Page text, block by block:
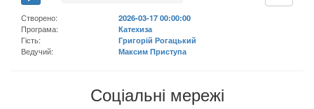
Створено:
2026-03-17 00:00:00
Програма:
Катехиза
Гість:
Григорій Рогацький
Ведучий:
Максим Приступа
Соціальні мережі